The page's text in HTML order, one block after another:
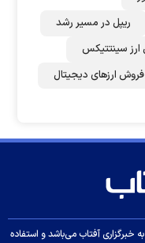
ریپل در مسیر رشد
سینتتیکس
ارزهای دیجیتال
آفتاب می‌باشد و استفاده